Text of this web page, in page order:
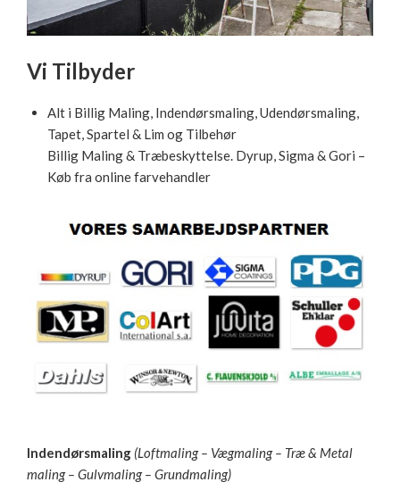
Vi Tilbyder
Alt i Billig Maling, Indendørsmaling, Udendørsmaling,
Tapet, Spartel & Lim og Tilbehør
Billig Maling & Træbeskyttelse. Dyrup, Sigma & Gori –
Køb fra online farvehandler
Indendørsmaling (Loftmaling – Vægmaling – Træ & Metal
maling – Gulvmaling– Grundmaling)